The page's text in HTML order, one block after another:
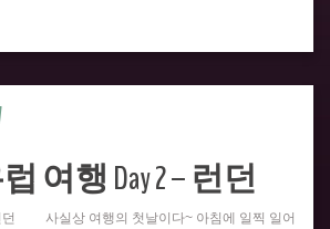
여행 Day 2 – 런던
던 사실상 여행의 첫날이다~ 아침에 일찍 일어